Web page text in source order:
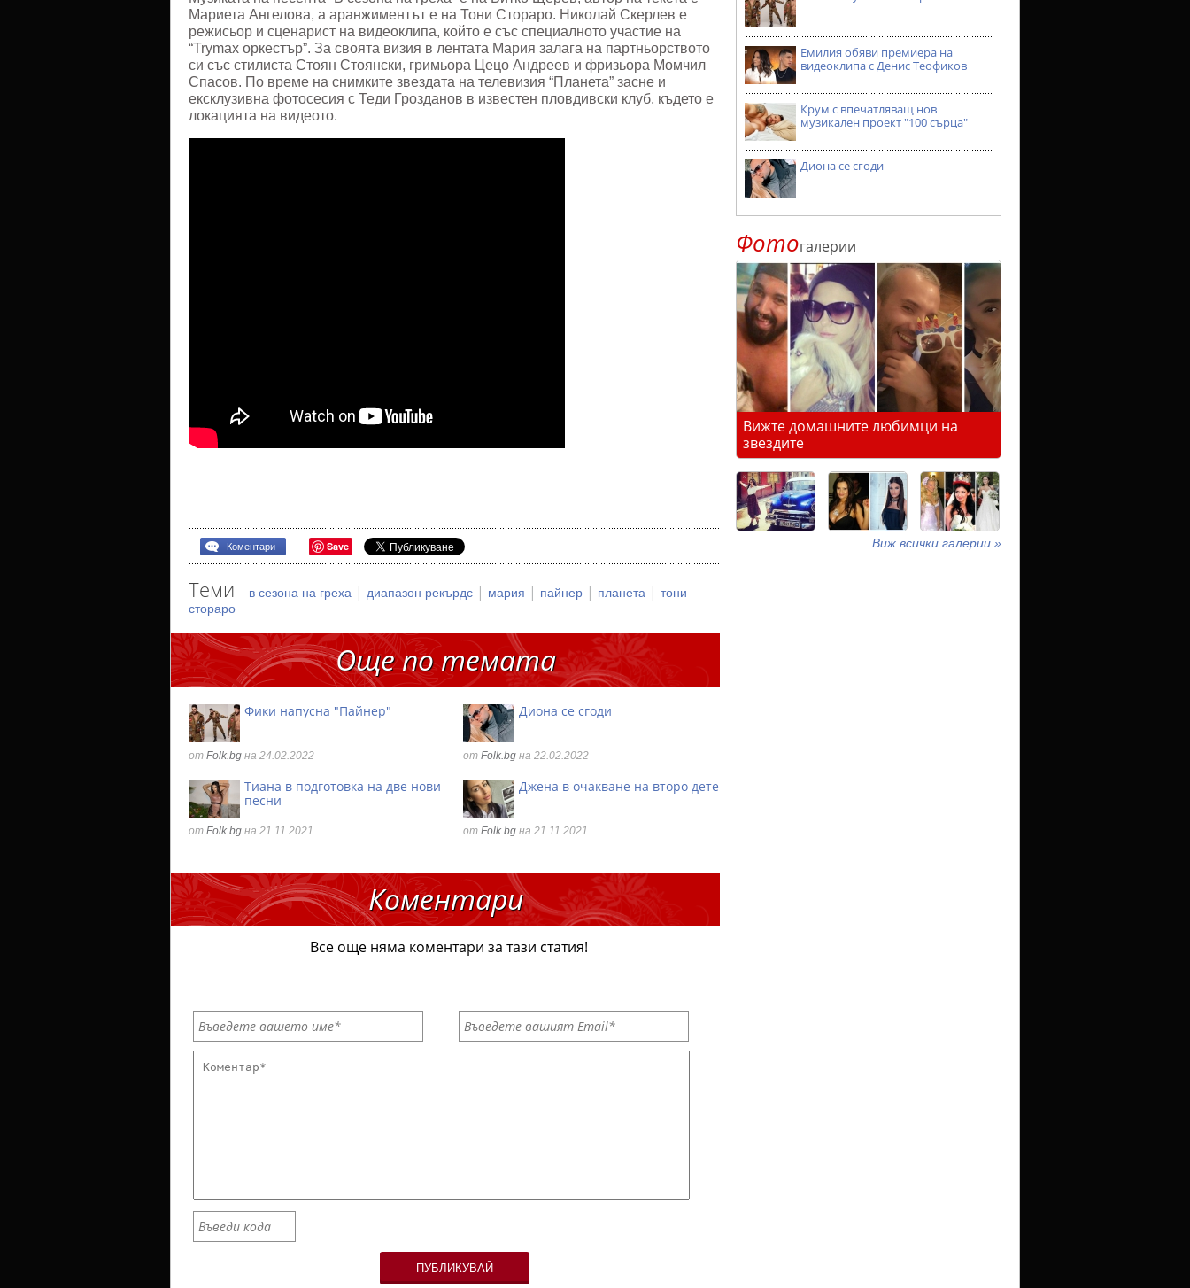
Мариета Ангелова, а аранжиментът е на Тони Стораро. Николай Скерлев е
режисьор и сценарист на видеоклипа, който е със специалното участие на
“Trymaх оркестър”. За своята визия в лентата Мария залага на партньорството
си със стилиста Стоян Стоянски, гримьора Цецо Андреев и фризьора Момчил
Спасов. По време на снимките звездата на телевизия “Планета” засне и
ексклузивна фотосесия с Теди Грозданов в известен пловдивски клуб, където е
локацията на видеото.
Коментари Save
Теми в сезона на греха | диапазон рекърдс | мария | пайнер | планета | тони
стораро
Още по темата
Фики напусна "Пайнер"
от Folk.bg на 24.02.2022
Диона се сгоди
от Folk.bg на 22.02.2022
Тиана в подготовка на две нови
песни
от Folk.bg на 21.11.2021
Джена в очакване на второ дете
от Folk.bg на 21.11.2021
Коментари
Все още няма коментари за тази статия!
ПУБЛИКУВАЙ
Емилия обяви премиера на
видеоклипа с Денис Теофиков
Крум с впечатляващ нов
музикален проект "100 сърца"
Диона се сгоди
Фотогалерии
Вижте домашните любимци на
звездите
Виж всички галерии »